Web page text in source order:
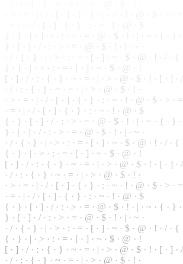
} · [ · ] · / · : · > · = · @ · $ · ! · | · ~ ·
· / · { · } · | · > · : ·
· [ · ] · ~ · $ · @ · ! · / ·
{ · } · | · > · : · = · [ · ] · ~ · $ · @ · !
[ · ] · / · : · { · } · ~ · = · | · > · @ · $ · ! · [ · ] ·
· / · : · { · } · ~ · = · | · > · @ · $ · ! ·
· > · = · | · / · [ · ] · { · } · : · ~ · ! · @ · $ · > ·
· = · | · / · [ · ] · { · } · : · ~ · ! · @ · $
{ · } · [ · ] · / · : · > · = · @ · $ · ! · | · ~ · { · }
} · [ · ] · / · : · > · = · @ · $ · ! · | · ~ ·
· / · { · } · | · > · : · = · [ · ] · ~ · $ · @ · ! · / ·
{ · } · | · > · : · = · [ · ] · ~ · $ · @ · !
[ · ] · / · : · { · } · ~ · = · | · > · @ · $ · ! · [ · ] ·
· / · : · { · } · ~ · = · | · > · @ · $ · ! ·
· > · = · | · / · [ · ] · { · } · : · ~ · ! · @ · $ · > · =
· = · | · / · [ · ] · { · } · : · ~ · ! · @ · $
{ · } · [ · ] · / · : · > · = · @ · $ · ! · | · ~ · { · }
} · [ · ] · / · : · > · = · @ · $ · ! · | · ~ ·
· / · { · } · | · > · : · = · [ · ] · ~ · $ · @ · ! · / ·
{ · } · | · > · : · = · [ · ] · ~ · $ · @ · !
[ · ] · / · : · { · } · ~ · = · | · > · @ · $ · ! · [ · ] ·
· / · : · { · } · ~ · = · | · > · @ · $ · ! ·